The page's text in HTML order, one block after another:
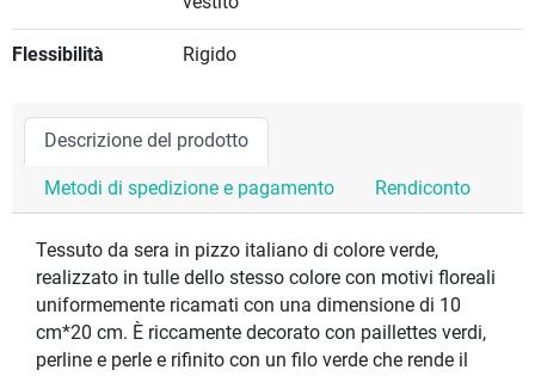
Flessibilità Rigido
Descrizione del prodotto
Metodi di spedizione e pagamento Rendiconto
Tessuto da sera in pizzo italiano di colore verde,
realizzato in tulle dello stesso colore con motivi floreali
uniformemente ricamati con una dimensione di 10
cm*20 cm. È riccamente decorato con paillettes verdi,
perline e perle e rifinito con un filo verde che rende il